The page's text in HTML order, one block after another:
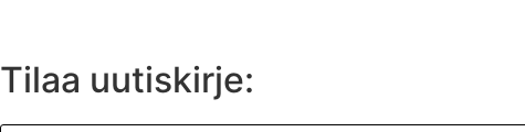
Tilaa uutiskirje: